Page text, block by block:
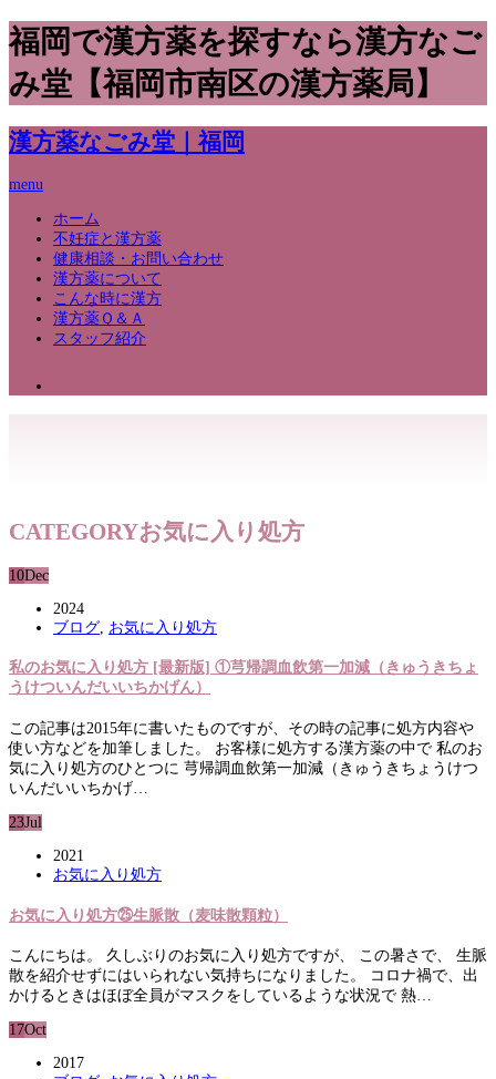
福岡で漢方薬を探すなら漢方なご
み堂【福岡市南区の漢方薬局】
漢方薬なごみ堂｜福岡
menu
ホーム
不妊症と漢方薬
健康相談・お問い合わせ
漢方薬について
こんな時に漢方
漢方薬Ｑ＆Ａ
スタッフ紹介
CATEGORYお気に入り処方
10Dec
2024
ブログ お気に入り処方
私のお気に入り処方 [最新版] ①芎帰調血飲第一加減（きゅうきちょ
うけついんだいいちかげん）
この記事は2015年に書いたものですが、その時の記事に処方内容や
使い方などを加筆しました。 お客様に処方する漢方薬の中で 私のお
気に入り処方のひとつに 芎帰調血飲第一加減（きゅうきちょうけつ
いんだいいちかげ…
23Jul
2021
お気に入り処方
お気に入り処方㉕生脈散（麦味散顆粒）
こんにちは。 久しぶりのお気に入り処方ですが、 この暑さで、 生脈
散を紹介せずにはいられない気持ちになりました。 コロナ禍で、出
かけるときはほぼ全員がマスクをしているような状況で 熱…
17Oct
2017